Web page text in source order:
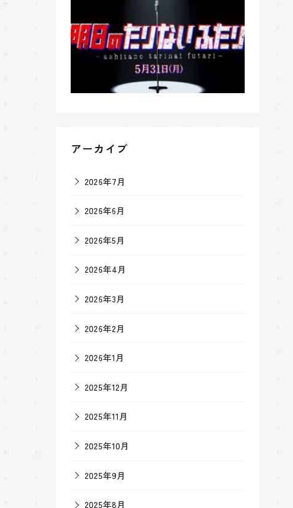
アーカイブ
2026年7月
2026年6月
2026年5月
2026年4月
2026年3月
2026年2月
2026年1月
2025年12月
2025年11月
2025年10月
2025年9月
2025年8月